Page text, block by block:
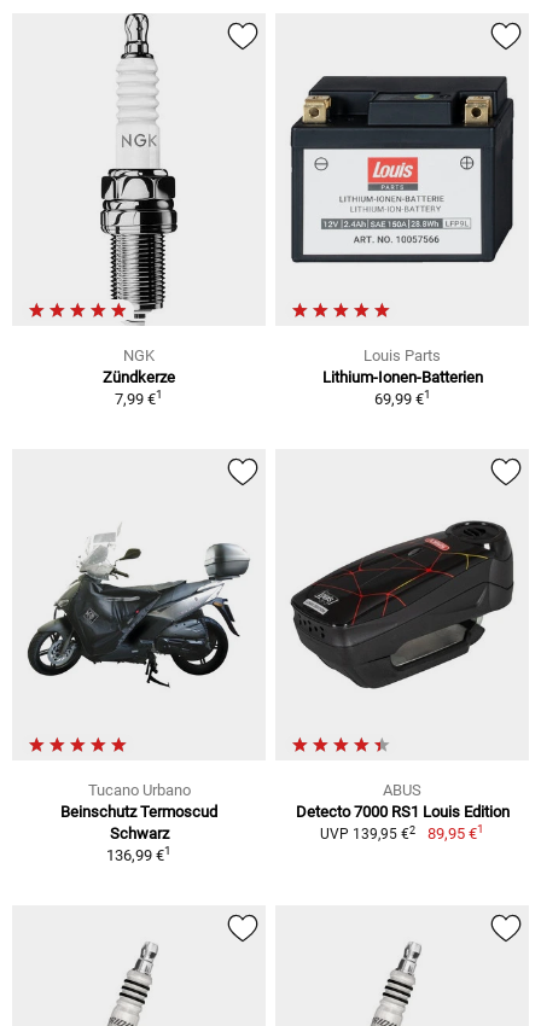
NGK
Zündkerze
7,99 €1
Louis Parts
Lithium-Ionen-Batterien
69,99 €1
Tucano Urbano
Beinschutz Termoscud
Schwarz
136,99 €1
ABUS
Detecto 7000 RS1 Louis Edition
UVP 139,95 €2 89,95 €1